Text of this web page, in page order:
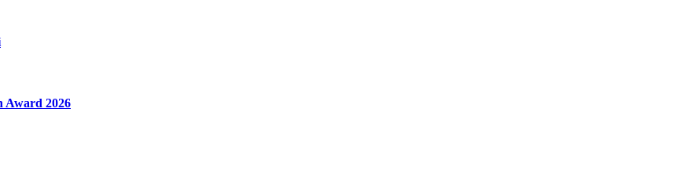
Award 2026